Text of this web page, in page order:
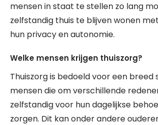
mensen in staat te stellen zo lang
zelfstandig thuis te blijven wonen
hun privacy en autonomie.
Welke mensen krijgen thuiszorg?
Thuiszorg is bedoeld voor een breed
mensen die om verschillende
zelfstandig voor hun dagelijkse
zorgen. Dit kan onder andere